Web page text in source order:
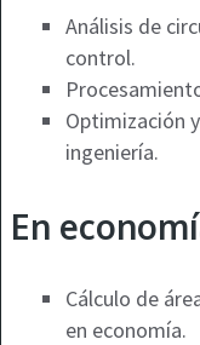
Análisis de
control.
Optimización
ingeniería.
En
Cálculo de
en economía.